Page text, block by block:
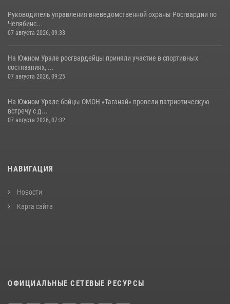
Руководитель управления вневедомственной охраны Росгвардии по
Челябинс...
07 августа 2026, 09:33
На Южном Урале росгвардейцы приняли участие в спортивных
состязаниях, ...
07 августа 2026, 09:25
На Южном Урале бойцы ОМОН «Таганай» провели патриотическую
встречу с д...
07 августа 2026, 07:32
НАВИГАЦИЯ
Новости
Карта сайта
ОФИЦИАЛЬНЫЕ СЕТЕВЫЕ РЕСУРСЫ